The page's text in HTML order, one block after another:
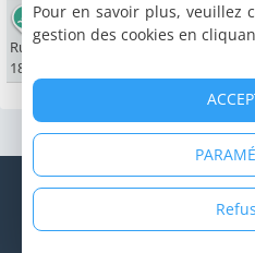
Centre aquatique des Presles
Rue de Wittelsheim
18240 Belleville sur Loire
© Copyright 1998 -
Mentions légales
Système d'alerte|
Pour en savoir plus, veuillez
gestion des cookies en